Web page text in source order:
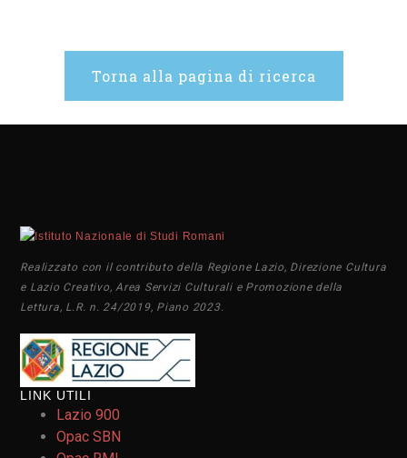
Torna alla pagina di ricerca
Realizzato con il contributo della Regione Lazio, Direzione Cultura
e Lazio Creativo, Area Servizi Culturali e Promozione della
Lettura, L.R. n. 24/2019, Piano 2023.
LINK UTILI
Lazio 900
Opac SBN